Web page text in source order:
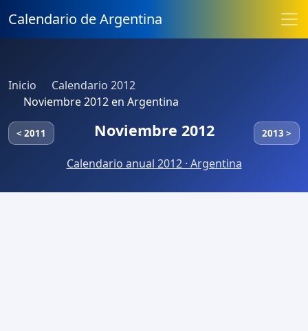
Calendario de Argentina
Inicio
Calendario 2012
Noviembre 2012 en Argentina
< 2011 Noviembre 2012 2013 >
Calendario anual 2012 · Argentina